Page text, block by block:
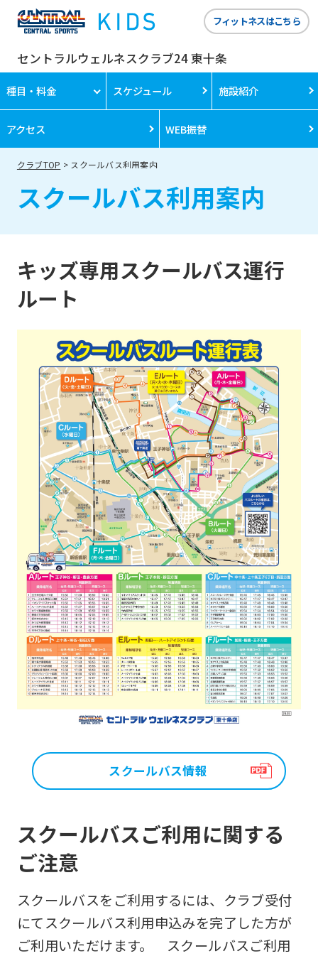
セントラルウェルネスクラブ24 東十条
フィットネスはこちら
種目・料金 スケジュール 施設紹介
アクセス WEB振替
クラブTOP スクールバス利用案内
スクールバス利用案内
キッズ専用スクールバス運行
ルート
スクールバス情報
スクールバスご利用に関する
ご注意
スクールバスをご利用するには、クラブ受付
にてスクールバス利用申込みを完了した方が
ご利用いただけます。 スクールバスご利用